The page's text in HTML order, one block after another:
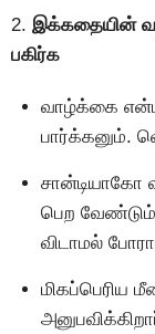
2. இக்கதையின்
பகிர்க
வாழ்க்கை
பார்க்கனும்.
சான்டியாகோ
பெற வேண்டும்
விடாமல்
மிகப்பெரிய